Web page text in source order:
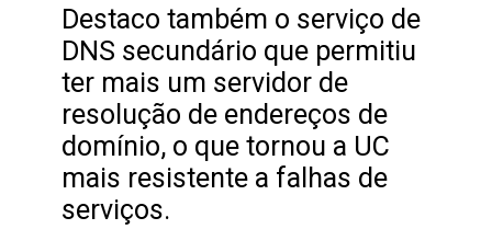
Destaco também o serviço de
DNS secundário que permitiu
ter mais um servidor de
resolução de endereços de
domínio, o que tornou a UC
mais resistente a falhas de
serviços.